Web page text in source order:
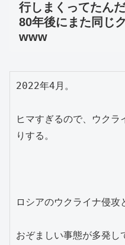
行しまくってたんだ
80年後にまた同じ
www
2022年4月。
ヒマすぎるので、ウクラ
りする。
ロシアのウクライナ侵攻
おぞましい事態が多発し